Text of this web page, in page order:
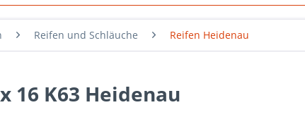
Reifen und Schläuche Reifen Heidenau
16 K63 Heidenau